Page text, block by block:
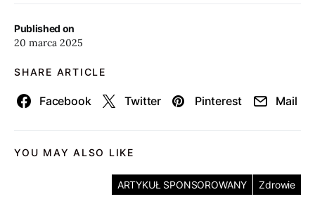
Published on
20 marca 2025
SHARE ARTICLE
Facebook Twitter Pinterest Mail
YOU MAY ALSO LIKE
ARTYKUŁ SPONSOROWANY Zdrowie